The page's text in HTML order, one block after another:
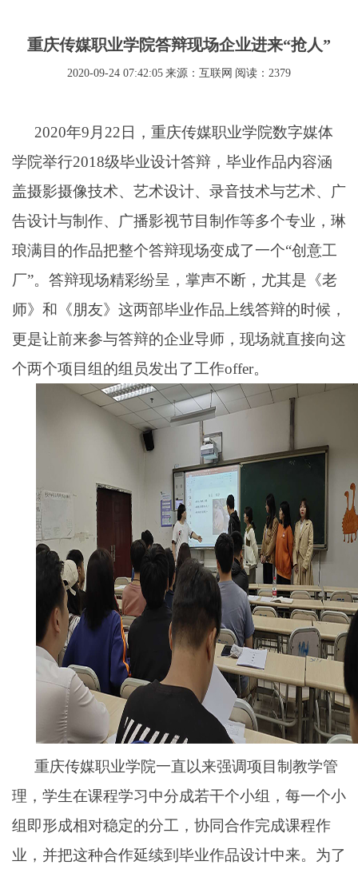
重庆传媒职业学院答辩现场企业进来“抢人”
2020-09-24 07:42:05 来源：互联网 阅读：2379
2020年9月22日，重庆传媒职业学院数字媒体
学院举行2018级毕业设计答辩，毕业作品内容涵
盖摄影摄像技术、艺术设计、录音技术与艺术、广
告设计与制作、广播影视节目制作等多个专业，琳
琅满目的作品把整个答辩现场变成了一个“创意工
厂”。答辩现场精彩纷呈，掌声不断，尤其是《老
师》和《朋友》这两部毕业作品上线答辩的时候，
更是让前来参与答辩的企业导师，现场就直接向这
个两个项目组的组员发出了工作offer。
重庆传媒职业学院一直以来强调项目制教学管
理，学生在课程学习中分成若干个小组，每一个小
组即形成相对稳定的分工，协同合作完成课程作
业，并把这种合作延续到毕业作品设计中来。为了